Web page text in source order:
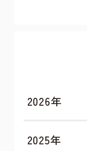
2026年
2025年